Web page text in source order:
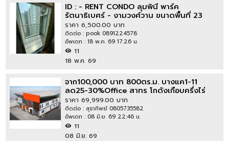
ID : - RENT CONDO ลุมพินี พาร์ค
รัตนาธิเบศร์ - งามวงศ์วาน ขนาดพื้นที่ 23
sq.m. 1 ห้องนอน ไม่ไกลจาก รถไฟฟ้า MRT บาง
กระสอ ราคาดีๆ
ราคา 6,500.00 บาท
ติดต่อ : pook 0891224578
อัพเดท : 18 พ.ค. 69 17:26 น.
11
18 พ.ค. 69
จาก100,000 บาท 800ตร.ม. บางแค1-11
ลด25-30%Office สาทร โกดังเกือบครึ่งไร่
ตลาดแยกหนองใหญ่ 500 ม. MRTบางแค 1 กม.
190ตรว. 3 ชั้น 9ห้อง 4 น้ำ
ราคา 69,999.00 บาท
ติดต่อ : สุธาทิพย์ 0805735582
อัพเดท : 08 มิ.ย. 69 22:46 น.
11
08 มิ.ย. 69